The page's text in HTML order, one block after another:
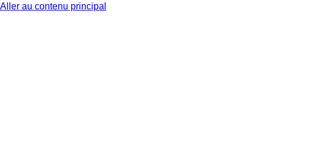
Aller au contenu principal